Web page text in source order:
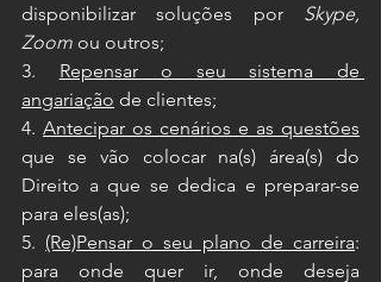
disponibilizar soluções por Skype,
Zoom ou outros;
3. Repensar o seu sistema de
angariação de clientes;
4. Antecipar os cenários e as questões
que se vão colocar na(s) área(s) do
Direito a que se dedica e preparar-se
para eles(as);
5. (Re)Pensar o seu plano de carreira:
para onde quer ir, onde deseja